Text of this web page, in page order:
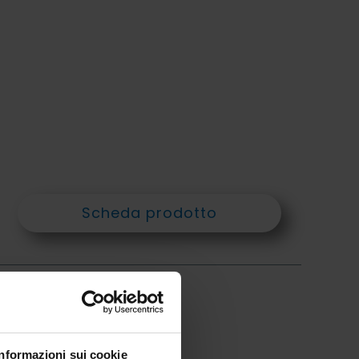
sui cookie
Scheda prodotto